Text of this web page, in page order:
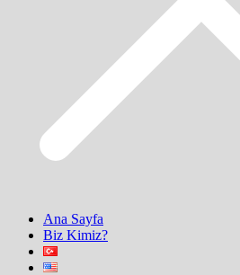
Ana Sayfa
Biz Kimiz?